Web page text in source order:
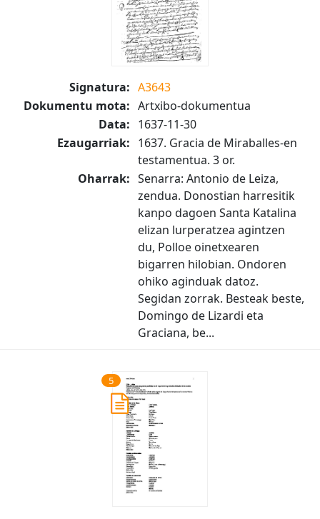
Signatura: A3643
Dokumentu mota: Artxibo-dokumentua
Data: 1637-11-30
Ezaugarriak: 1637. Gracia de Miraballes-en
testamentua. 3 or.
Oharrak: Senarra: Antonio de Leiza,
zendua. Donostian harresitik
kanpo dagoen Santa Katalina
elizan lurperatzea agintzen
du, Polloe oinetxearen
bigarren hilobian. Ondoren
ohiko aginduak datoz.
Segidan zorrak. Besteak beste,
Domingo de Lizardi eta
Graciana, be...
5